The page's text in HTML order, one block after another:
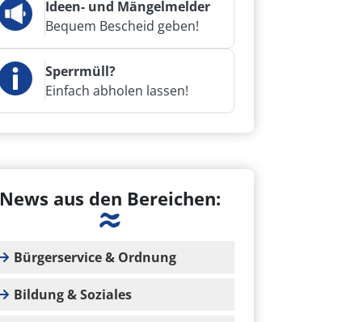
Ideen- und Mängelmelder
Bequem Bescheid geben!
Sperrmüll?
Einfach abholen lassen!
News aus den Bereichen:
Bürgerservice & Ordnung
Bildung & Soziales